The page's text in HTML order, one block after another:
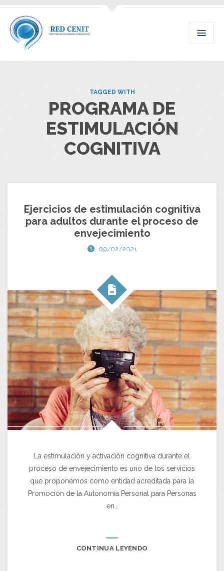
TAGGED WITH
PROGRAMA DE
ESTIMULACIÓN
COGNITIVA
Ejercicios de estimulación cognitiva
para adultos durante el proceso de
envejecimiento
09/02/2021
La estimulación y activación cognitiva durante el
proceso de envejecimiento es uno de los servicios
que proponemos como entidad acreditada para la
Promoción de la Autonomía Personal para Personas
en…
CONTINUA LEYENDO